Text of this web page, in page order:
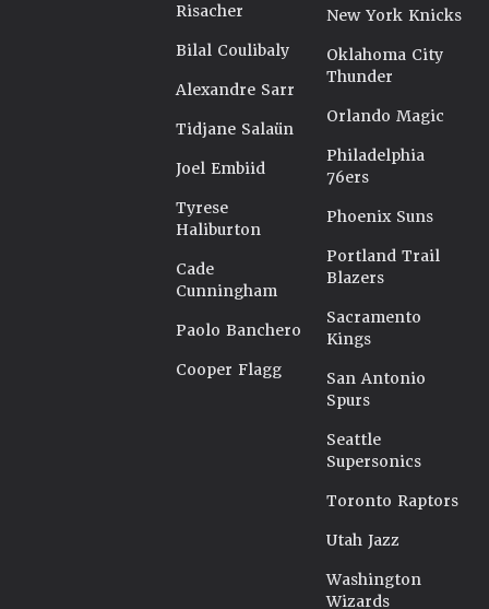
Risacher
Bilal Coulibaly
Alexandre Sarr
Tidjane Salaün
Joel Embiid
Tyrese
Haliburton
Cade
Cunningham
Paolo Banchero
Cooper Flagg
New York Knicks
Oklahoma City
Thunder
Orlando Magic
Philadelphia
76ers
Phoenix Suns
Portland Trail
Blazers
Sacramento
Kings
San Antonio
Spurs
Seattle
Supersonics
Toronto Raptors
Utah Jazz
Washington
Wizards